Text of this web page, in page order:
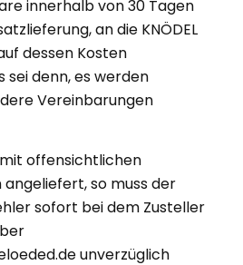
innerhalb von 30 Tagen
an die KNÖDEL
dessen Kosten
sei denn, es werden
Vereinbarungen
offensichtlichen
so muss der
sofort bei dem Zusteller
unverzüglich